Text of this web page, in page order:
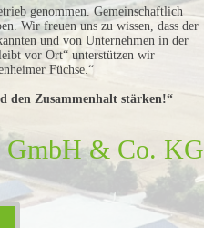
genommen. Gemeinschaftlich
Wir freuen uns zu wissen, dass der
und von Unternehmen in der
vor Ort“ unterstützen wir
Füchse.“
den Zusammenhalt stärken!“
GmbH & Co. KG